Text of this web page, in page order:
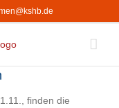
finden die